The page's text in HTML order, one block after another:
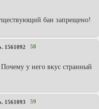
бан запрещено!
1561092 58
у него вкус странный
1561093 59